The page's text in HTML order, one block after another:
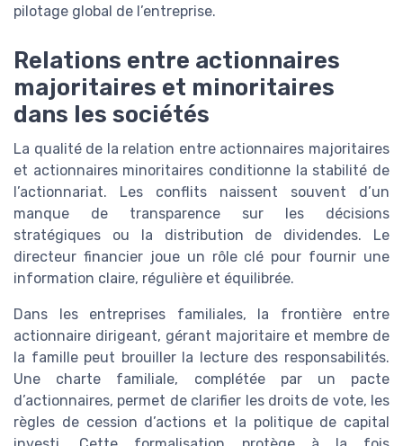
pilotage global de l’entreprise.
Relations entre actionnaires
majoritaires et minoritaires
dans les sociétés
La qualité de la relation entre actionnaires majoritaires
et actionnaires minoritaires conditionne la stabilité de
l’actionnariat. Les conflits naissent souvent d’un
manque de transparence sur les décisions
stratégiques ou la distribution de dividendes. Le
directeur financier joue un rôle clé pour fournir une
information claire, régulière et équilibrée.
Dans les entreprises familiales, la frontière entre
actionnaire dirigeant, gérant majoritaire et membre de
la famille peut brouiller la lecture des responsabilités.
Une charte familiale, complétée par un pacte
d’actionnaires, permet de clarifier les droits de vote, les
règles de cession d’actions et la politique de capital